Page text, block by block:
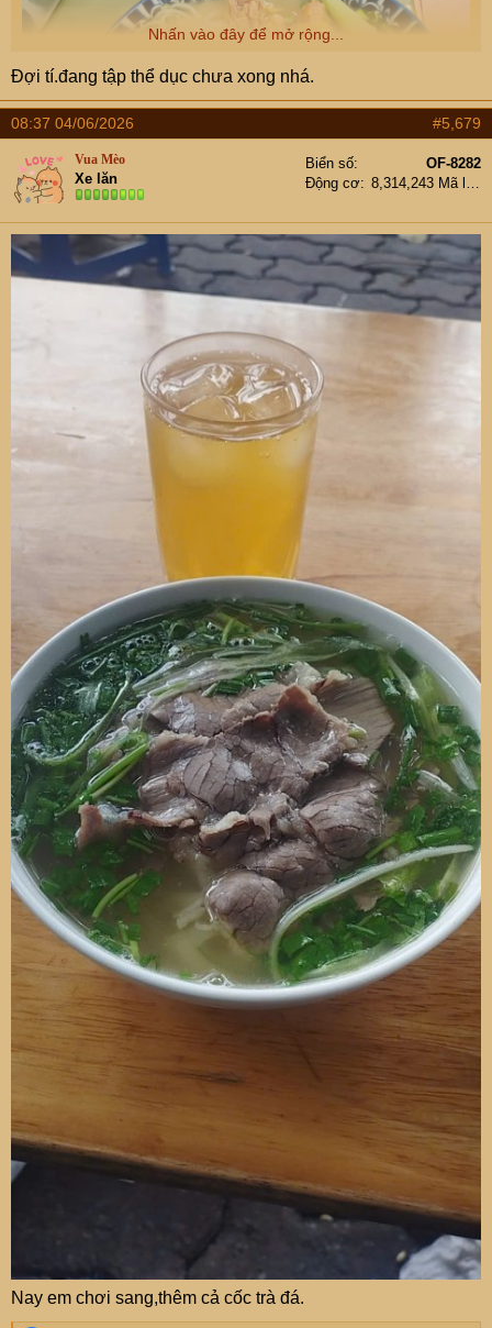
Bánh nhãn đâu?
juve99
Nhấn vào đây để mở rộng...
Đợi tí.đang tập thể dục chưa xong nhá.
08:37 04/06/2026 #5,679
Vua Mèo
Xe lăn
Biển số
OF-8282
Động cơ
8,314,243 Mã lực
Nay em chơi sang,thêm cả cốc trà đá.